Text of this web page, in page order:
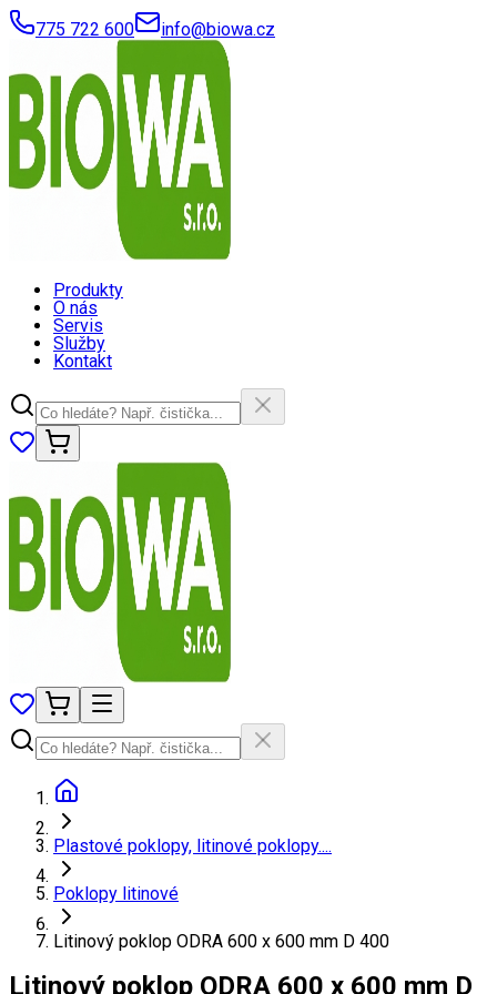
775 722 600 info@biowa.cz
Produkty
O nás
Servis
Služby
Kontakt
Plastové poklopy, litinové poklopy....
Poklopy litinové
Litinový poklop ODRA 600 x 600 mm D 400
Litinový poklop ODRA 600 x 600 mm D